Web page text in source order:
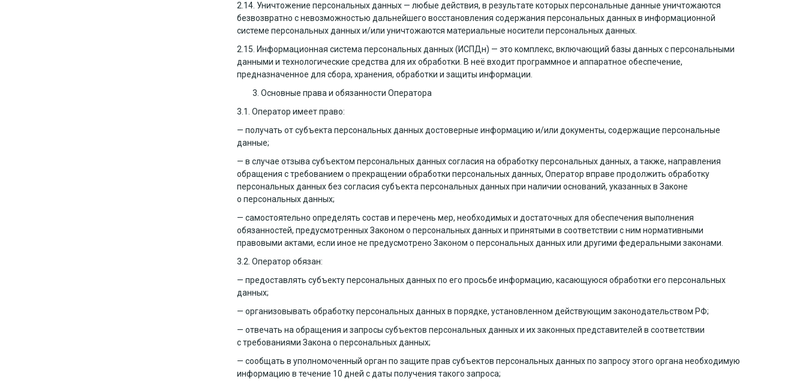
2.14. Уничтожение персональных данных — любые действия, в результате которых персональные данные уничтожаются
безвозвратно с невозможностью дальнейшего восстановления содержания персональных данных в информационной
системе персональных данных и/или уничтожаются материальные носители персональных данных.
2.15. Информационная система персональных данных (ИСПДн) — это комплекс, включающий базы данных с персональными
данными и технологические средства для их обработки. В неё входит программное и аппаратное обеспечение,
предназначенное для сбора, хранения, обработки и защиты информации.
Основные права и обязанности Оператора
3.1. Оператор имеет право:
— получать от субъекта персональных данных достоверные информацию и/или документы, содержащие персональные
данные;
— в случае отзыва субъектом персональных данных согласия на обработку персональных данных, а также, направления
обращения с требованием о прекращении обработки персональных данных, Оператор вправе продолжить обработку
персональных данных без согласия субъекта персональных данных при наличии оснований, указанных в Законе
о персональных данных;
— самостоятельно определять состав и перечень мер, необходимых и достаточных для обеспечения выполнения
обязанностей, предусмотренных Законом о персональных данных и принятыми в соответствии с ним нормативными
правовыми актами, если иное не предусмотрено Законом о персональных данных или другими федеральными законами.
3.2. Оператор обязан:
— предоставлять субъекту персональных данных по его просьбе информацию, касающуюся обработки его персональных
данных;
— организовывать обработку персональных данных в порядке, установленном действующим законодательством РФ;
— отвечать на обращения и запросы субъектов персональных данных и их законных представителей в соответствии
с требованиями Закона о персональных данных;
— сообщать в уполномоченный орган по защите прав субъектов персональных данных по запросу этого органа необходимую
информацию в течение 10 дней с даты получения такого запроса;